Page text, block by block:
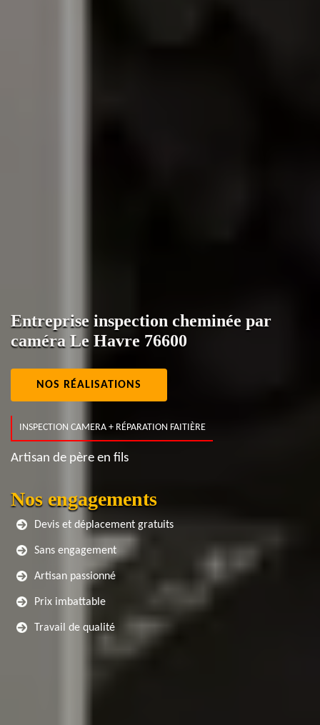
Entreprise inspection cheminée par
caméra Le Havre 76600
NOS RÉALISATIONS
INSPECTION CAMERA + RÉPARATION FAITIÈRE
Artisan de père en fils
Nos engagements
Devis et déplacement gratuits
Sans engagement
Artisan passionné
Prix imbattable
Travail de qualité